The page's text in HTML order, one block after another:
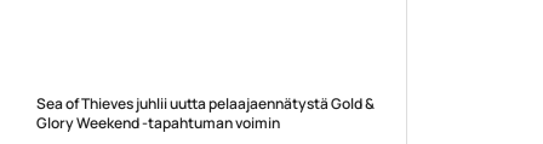
Sea of Thieves juhlii uutta pelaajaennätystä Gold &
Glory Weekend -tapahtuman voimin